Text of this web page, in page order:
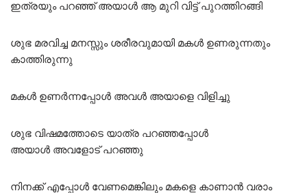
ഇത്രയും പറഞ്ഞ് അയാൾ ആ മുറി വിട്ട് പുറത്തിറങ്ങി
ശുഭ മരവിച്ച മനസ്സും ശരീരവുമായി മകൾ ഉണരുന്നതും
കാത്തിരുന്നു
മകൾ ഉണർന്നപ്പോൾ അവൾ അയാളെ വിളിച്ചു
ശുഭ വിഷമത്തോടെ യാത്ര പറഞ്ഞപ്പോൾ
അയാൾ അവളോട് പറഞ്ഞു
നിനക്ക് എപ്പോൾ വേണമെങ്കിലും മകളെ കാണാൻ വരാം